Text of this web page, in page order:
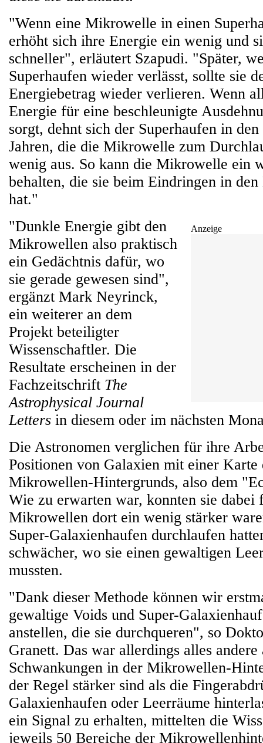
"Wenn eine Mikrowelle in einen
erhöht sich ihre Energie ein wenig und
schneller", erläutert Szapudi. "Später,
Superhaufen wieder verlässt, sollte sie
Energiebetrag wieder verlieren. Wenn
Energie für eine beschleunigte
sorgt, dehnt sich der Superhaufen in
Jahren, die die Mikrowelle zum
wenig aus. So kann die Mikrowelle ein
behalten, die sie beim Eindringen in
hat."
Anzeige
"Dunkle Energie gibt den
Mikrowellen also praktisch
ein Gedächtnis dafür, wo
sie gerade gewesen sind",
ergänzt Mark Neyrinck,
ein weiterer an dem
Projekt beteiligter
Wissenschaftler. Die
Resultate erscheinen in der
Fachzeitschrift The
Astrophysical Journal
Letters in diesem oder im nächsten
Die Astronomen verglichen für ihre
Positionen von Galaxien mit einer Karte
Mikrowellen-Hintergrunds, also dem
Wie zu erwarten war, konnten sie dabei
Mikrowellen dort ein wenig stärker
Super-Galaxienhaufen durchlaufen
schwächer, wo sie einen gewaltigen
mussten.
"Dank dieser Methode können wir
gewaltige Voids und Super-
anstellen, die sie durchqueren", so
Granett. Das war allerdings alles
Schwankungen in der Mikrowellen-
der Regel stärker sind als die
Galaxienhaufen oder Leerräume
ein Signal zu erhalten, mittelten die
jeweils 50 Bereiche der